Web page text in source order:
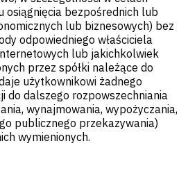
osiągnięcia bezpośrednich lub
lub biznesowych) bez
odpowiedniego właściciela
lub jakichkolwiek
przez spółki należące do
użytkownikowi żadnego
do dalszego rozpowszechniania
wynajmowania, wypożyczania,
publicznego przekazywania)
wymienionych.